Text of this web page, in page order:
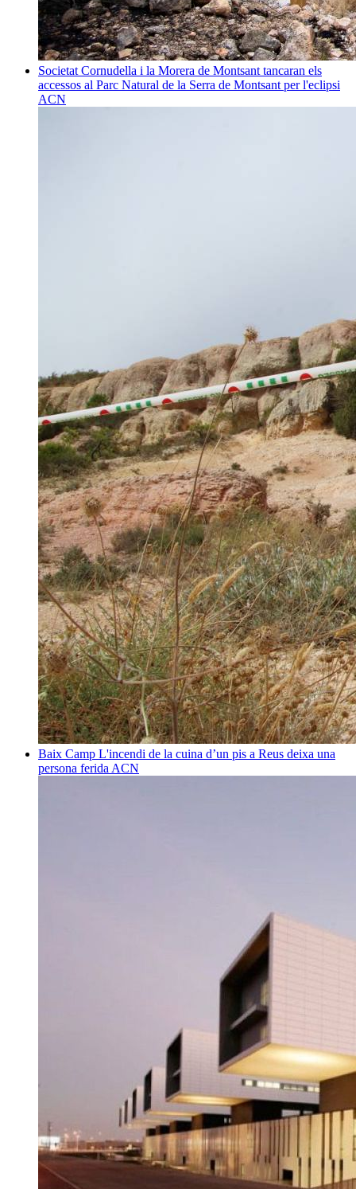
Societat Cornudella i la Morera de Montsant tancaran els
accessos al Parc Natural de la Serra de Montsant per l'eclipsi
ACN
Baix Camp L'incendi de la cuina d’un pis a Reus deixa una
persona ferida ACN